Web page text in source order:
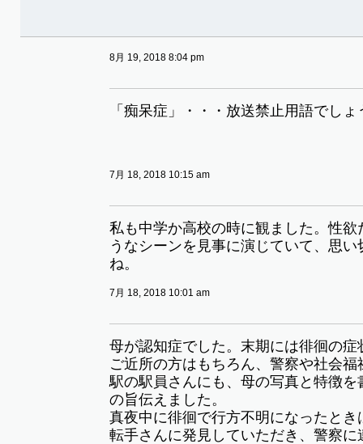
8月 19, 2018 8:04 pm
「痴呆症」・・・放送禁止用語でしょ
7月 18, 2018 10:15 am
私も中学か高校の時に観ました。性欲
うなシーンを見事に演じていて、思
ね。
7月 18, 2018 10:01 am
母が認知症でした。末期には徘徊の症
ご近所の方はもちろん、警察や社会
駅の駅員さんにも、母の写真と特徴を
の旨伝えました。
真夜中に徘徊で行方不明になったとき
転手さんに発見していただき、警察に